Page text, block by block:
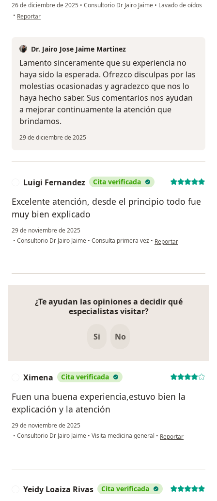
26 de diciembre de 2025 • Consultorio Dr Jairo Jaime • Lavado de oídos
• en opinión del usuario Chris
Reportar
Dr. Jairo Jose Jaime Martinez
Lamento sinceramente que su experiencia no
haya sido la esperada. Ofrezco disculpas por las
molestias ocasionadas y agradezco que nos lo
haya hecho saber. Sus comentarios nos ayudan
a mejorar continuamente la atención que
brindamos.
29 de diciembre de 2025
Luigi Fernandez Cita verificada
Excelente atención, desde el principio todo fue
muy bien explicado
29 de noviembre de 2025
• Consultorio Dr Jairo Jaime • Consulta primera vez • en opinión del usuario
Reportar
¿Te ayudan las opiniones a decidir qué
especialistas visitar?
Si No
Ximena Cita verificada
Fuen una buena experiencia,estuvo bien la
explicación y la atención
29 de noviembre de 2025
• Consultorio Dr Jairo Jaime • Visita medicina general • en opinión del
Reportar
Yeidy Loaiza Rivas Cita verificada